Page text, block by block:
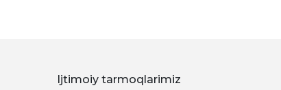
Ijtimoiy tarmoqlarimiz